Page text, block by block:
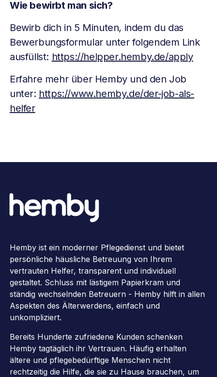
Wie bewirbt man sich?
Bewirb dich in 5 Minuten, indem du das
Bewerbungsformular unter folgendem Link
ausfüllst: https://helpper.hemby.de/apply
Erfahre mehr über Hemby und den Job
unter: https://www.hemby.de/der-job-als-
helfer
Hemby ist ein moderner Pflegedienst und bietet
persönliche häusliche Betreuung von Ihrem
vertrauten Helfer, transparent und individuell
gestaltet. Schluss mit lästigem Papierkram und
ständig wechselnden Betreuern - Hemby hilft in allen
Aspekten des Älterwerdens, einfach und
unkompliziert.
Bereits Hunderte zufriedene Kunden schenken
Hemby tagtäglich ihr Vertrauen. Häufig erhalten
ältere und pflegebedürftige Menschen nicht
rechtzeitig die Hilfe, die sie zu Hause brauchen, um